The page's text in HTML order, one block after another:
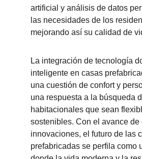
artificial y análisis de datos
las necesidades de los
mejorando así su calidad de
La integración de tecnología
inteligente en casas
una cuestión de confort y
una respuesta a la búsqueda
habitacionales que sean
sostenibles. Con el avance de
innovaciones, el futuro de las
prefabricadas se perfila como